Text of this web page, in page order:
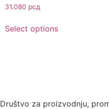
31.080 рсд
Select options
Društvo za proizvodnju,